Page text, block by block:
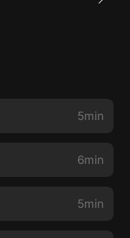
5min
6min
5min